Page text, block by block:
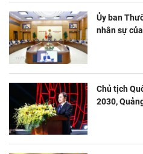
Ủy ban
nhân sự
Chủ tịch
2030,